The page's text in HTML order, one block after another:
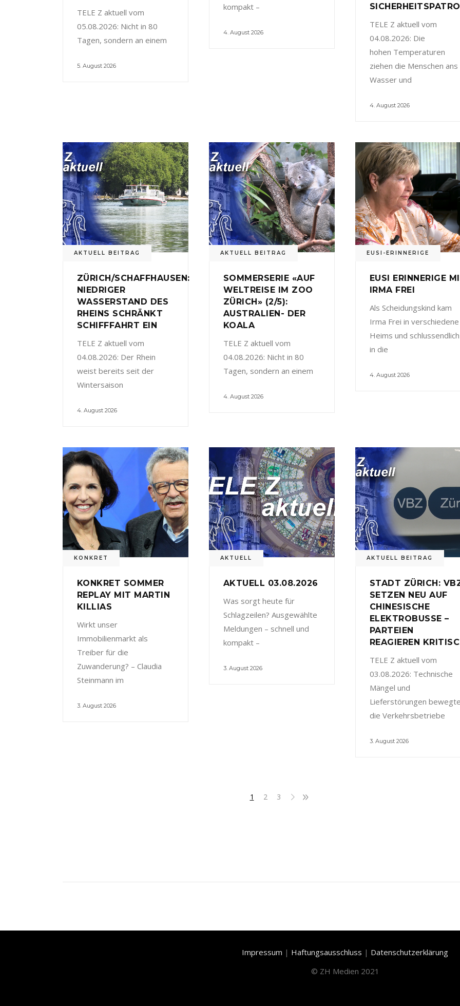
TELE Z aktuell vom
05.08.2026: Nicht in 80
Tagen, sondern an einem
5. August 2026
kompakt –
4. August 2026
TELE Z aktuell vom
04.08.2026: Die
hohen Temperaturen
ziehen die Menschen ans
Wasser und
4. August 2026
AKTUELL BEITRAG
ZÜRICH/SCHAFFHAUSEN:
NIEDRIGER
WASSERSTAND DES
RHEINS SCHRÄNKT
SCHIFFFAHRT EIN
TELE Z aktuell vom
04.08.2026: Der Rhein
weist bereits seit der
Wintersaison
4. August 2026
AKTUELL BEITRAG
SOMMERSERIE «AUF
WELTREISE IM ZOO
ZÜRICH» (2/5):
AUSTRALIEN- DER
KOALA
TELE Z aktuell vom
04.08.2026: Nicht in 80
Tagen, sondern an einem
4. August 2026
EUSI-ERINNERIGE
EUSI ERINNERIGE
IRMA FREI
Als Scheidungskind kam
Irma Frei in verschiedene
Heims und schlussendlich
in die
4. August 2026
KONKRET
KONKRET SOMMER
REPLAY MIT MARTIN
KILLIAS
Wirkt unser
Immobilienmarkt als
Treiber für die
Zuwanderung? – Claudia
Steinmann im
3. August 2026
AKTUELL
AKTUELL 03.08.2026
Was sorgt heute für
Schlagzeilen? Ausgewählte
Meldungen – schnell und
kompakt –
3. August 2026
AKTUELL BEITRAG
STADT ZÜRICH:
SETZEN NEU AUF
CHINESISCHE
ELEKTROBUSSE –
PARTEIEN
REAGIEREN
TELE Z aktuell vom
03.08.2026: Technische
Mängel und
Lieferstörungen
die Verkehrsbetriebe
3. August 2026
1 2 3
Impressum | Haftungsausschluss | Datenschutzerklärung
© ZH Medien 2021